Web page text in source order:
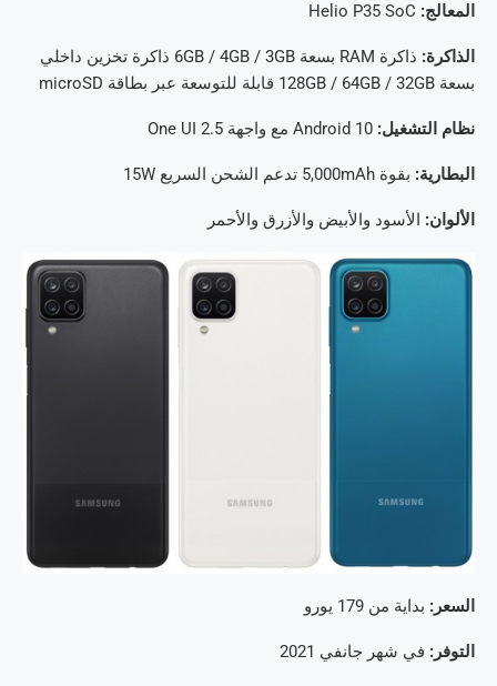
المعالج:
الذاكرة:
ذاكرة RAM بسعة 6GB / 4GB / 3GB ذاكرة تخزين داخلي
بسعة 128GB / 64GB / 32GB قابلة للتوسعة عبر بطاقة microSD
نظام التشغيل:
البطارية: بقوة 5,000mAh تدعم الشحن السريع 15W
الألوان: الأسود والأبيض والأزرق والأحمر
السعر: بداية من 179 يورو
التوفر: في شهر جانفي 2021